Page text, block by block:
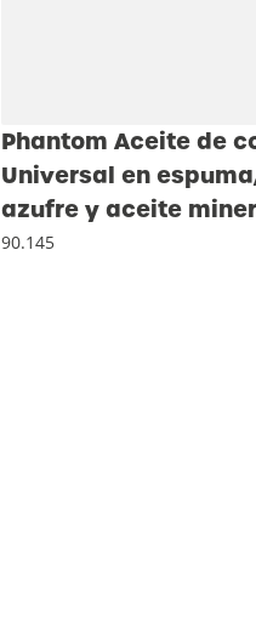
Phantom Aceite de
Universal en
azufre y aceite
90.145